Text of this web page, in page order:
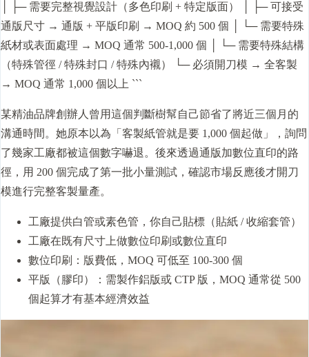
│ ├─ 需要完整視覺設計（多色印刷 + 特定版面） │ ├─ 可接受
通版尺寸 → 通版 + 平版印刷 → MOQ 約 500 個 │ └─ 需要特殊
紙材或表面處理 → MOQ 通常 500-1,000 個 │ └─ 需要特殊結構
（特殊管徑 / 特殊封口 / 特殊內襯） └─ 必須開刀模 → 全客製
→ MOQ 通常 1,000 個以上 ```
某精油品牌創辦人曾用這個判斷樹幫自己節省了將近三個月的
溝通時間。她原本以為「客製紙管就是要 1,000 個起做」，詢問
了幾家工廠都被這個數字嚇退。後來透過通版加數位直印的路
徑，用 200 個完成了第一批小量測試，確認市場反應後才開刀
模進行完整客製量產。
工廠提供白管或素色管，你自己貼標（貼紙 / 收縮套管）
工廠在既有尺寸上做數位印刷或數位直印
數位印刷：版費低，MOQ 可低至 100-300 個
平版（膠印）：需製作鋁版或 CTP 版，MOQ 通常從 500
個起算才有基本經濟效益